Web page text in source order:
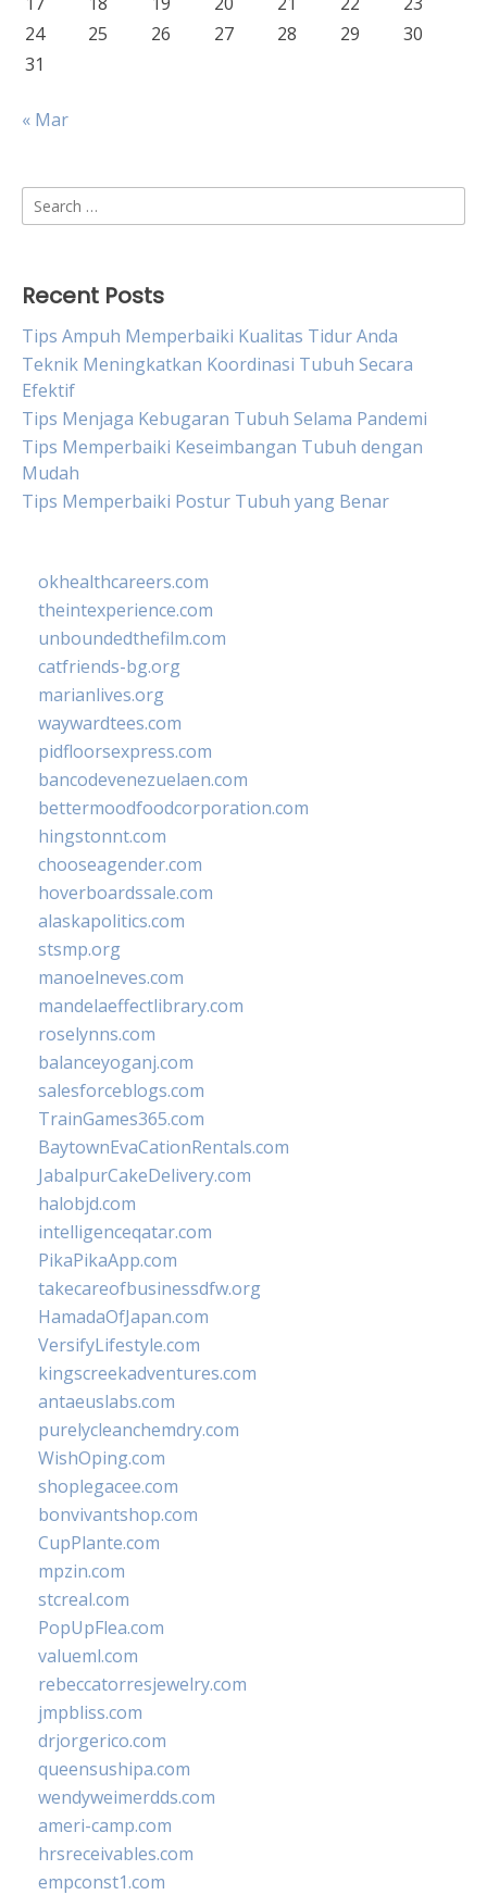
24
25 26 27 28 29
30
31
« Mar
Search
for:
Recent Posts
Tips Ampuh Memperbaiki Kualitas Tidur Anda
Teknik Meningkatkan Koordinasi Tubuh Secara
Efektif
Tips Menjaga Kebugaran Tubuh Selama Pandemi
Tips Memperbaiki Keseimbangan Tubuh dengan
Mudah
Tips Memperbaiki Postur Tubuh yang Benar
okhealthcareers.com
theintexperience.com
unboundedthefilm.com
catfriends-bg.org
marianlives.org
waywardtees.com
pidfloorsexpress.com
bancodevenezuelaen.com
bettermoodfoodcorporation.com
hingstonnt.com
chooseagender.com
hoverboardssale.com
alaskapolitics.com
stsmp.org
manoelneves.com
mandelaeffectlibrary.com
roselynns.com
balanceyoganj.com
salesforceblogs.com
TrainGames365.com
BaytownEvaCationRentals.com
JabalpurCakeDelivery.com
halobjd.com
intelligenceqatar.com
PikaPikaApp.com
takecareofbusinessdfw.org
HamadaOfJapan.com
VersifyLifestyle.com
kingscreekadventures.com
antaeuslabs.com
purelycleanchemdry.com
WishOping.com
shoplegacee.com
bonvivantshop.com
CupPlante.com
mpzin.com
stcreal.com
PopUpFlea.com
valueml.com
rebeccatorresjewelry.com
jmpbliss.com
drjorgerico.com
queensushipa.com
wendyweimerdds.com
ameri-camp.com
hrsreceivables.com
empconst1.com